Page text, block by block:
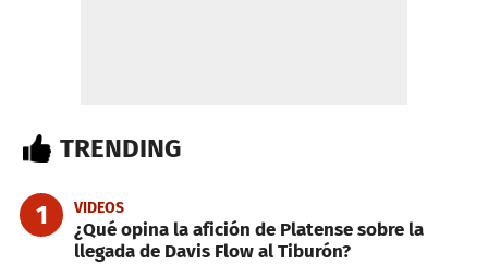
TRENDING
1 VIDEOS
¿Qué opina la afición de Platense sobre la
llegada de Davis Flow al Tiburón?